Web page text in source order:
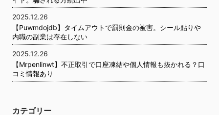
2025.12.26
【Puwmdojdb】タイムアウトで罰則金の被害。シール貼りや
内職の副業は存在しない
2025.12.26
【Mrpenlinwt】不正取引で口座凍結や個人情報も抜かれる？口
コミ情報あり
カテゴリー